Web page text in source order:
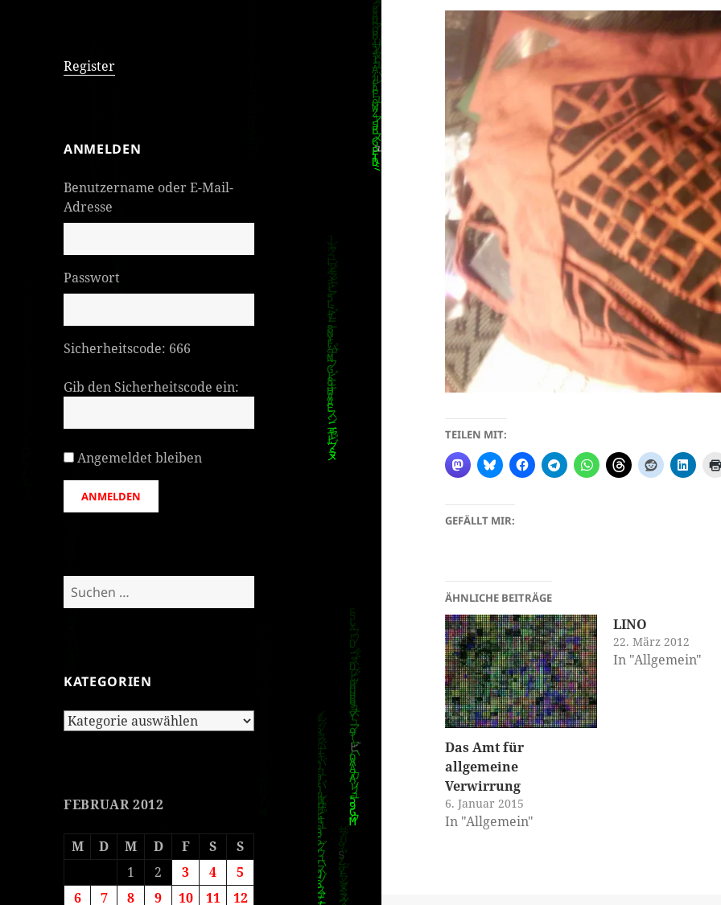
Register
ANMELDEN
Benutzername oder E-Mail-
Adresse
Passwort
Sicherheitscode: 666
Gib den Sicherheitscode ein:
Angemeldet bleiben
ANMELDEN
Suchen
nach:
KATEGORIEN
Kategorien
FEBRUAR 2012
M D M D F S
S
1
2 3 4
5
6
7 8 9 10 11
12
TEILEN MIT:
GEFÄLLT MIR:
ÄHNLICHE BEITRÄGE
Das Amt für
allgemeine
Verwirrung
6. Januar 2015
In "Allgemein"
LINO
22. März 2012
In "Allgemein"